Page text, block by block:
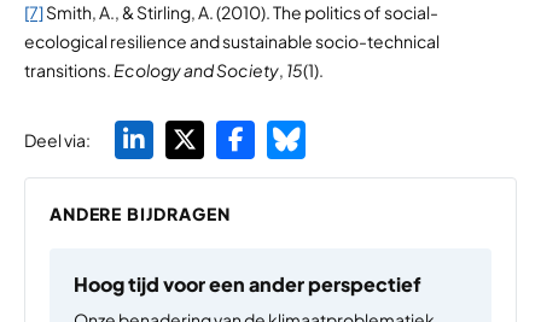
[7]Smith, A., & Stirling, A. (2010). The politics of social-
ecological resilience and sustainable socio-technical
transitions. Ecology and Society, 15(1).
Deel via:
ANDERE BIJDRAGEN
Hoog tijd voor een ander perspectief